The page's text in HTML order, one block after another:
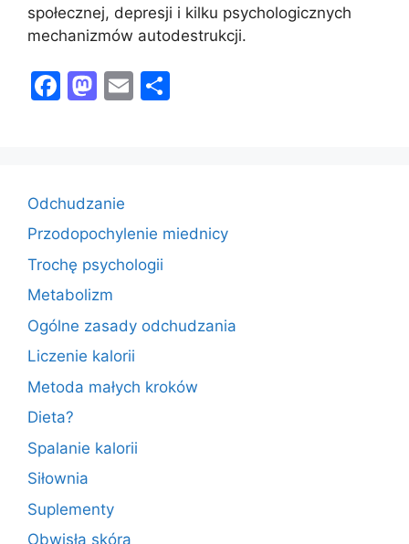
społecznej, depresji i kilku psychologicznych
mechanizmów autodestrukcji.
F
b
o
o
k
M
d
o
n
E
Odchudzanie
Przodopochylenie miednicy
Trochę psychologii
Metabolizm
Ogólne zasady odchudzania
Liczenie kalorii
Metoda małych kroków
Dieta?
Spalanie kalorii
Siłownia
Suplementy
Obwisła skóra